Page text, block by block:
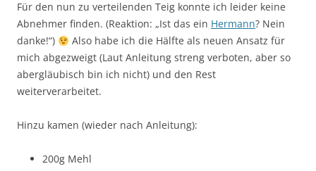
Für den nun zu verteilenden Teig konnte ich leider keine
Abnehmer finden. (Reaktion: „Ist das ein Hermann? Nein
danke!“)
Also habe ich die Hälfte als neuen Ansatz für
mich abgezweigt (Laut Anleitung streng verboten, aber so
abergläubisch bin ich nicht) und den Rest
weiterverarbeitet.
Hinzu kamen (wieder nach Anleitung):
200g Mehl